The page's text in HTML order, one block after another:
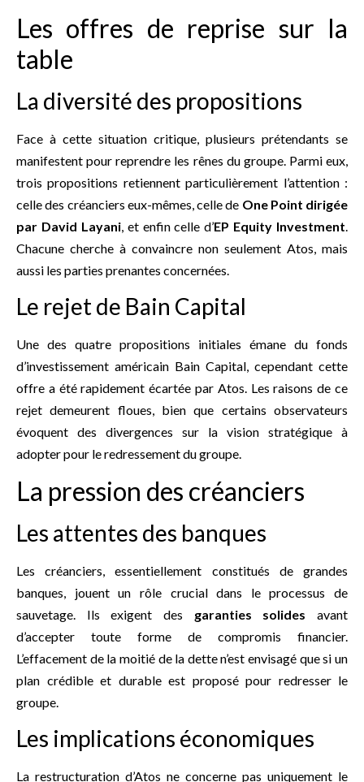
Les offres de reprise sur la
table
La diversité des propositions
Face à cette situation critique, plusieurs prétendants se
manifestent pour reprendre les rênes du groupe. Parmi eux,
trois propositions retiennent particulièrement l’attention :
celle des créanciers eux-mêmes, celle de One Point dirigée
par David Layani, et enfin celle d’EP Equity Investment.
Chacune cherche à convaincre non seulement Atos, mais
aussi les parties prenantes concernées.
Le rejet de Bain Capital
Une des quatre propositions initiales émane du fonds
d’investissement américain Bain Capital, cependant cette
offre a été rapidement écartée par Atos. Les raisons de ce
rejet demeurent floues, bien que certains observateurs
évoquent des divergences sur la vision stratégique à
adopter pour le redressement du groupe.
La pression des créanciers
Les attentes des banques
Les créanciers, essentiellement constitués de grandes
banques, jouent un rôle crucial dans le processus de
sauvetage. Ils exigent des garanties solides avant
d’accepter toute forme de compromis financier.
L’effacement de la moitié de la dette n’est envisagé que si un
plan crédible et durable est proposé pour redresser le
groupe.
Les implications économiques
La restructuration d’Atos ne concerne pas uniquement le